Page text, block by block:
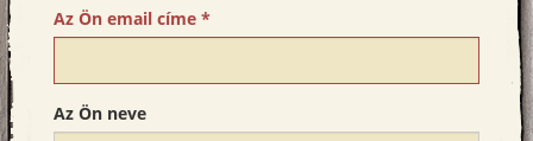
Az Ön email címe *
Az Ön neve